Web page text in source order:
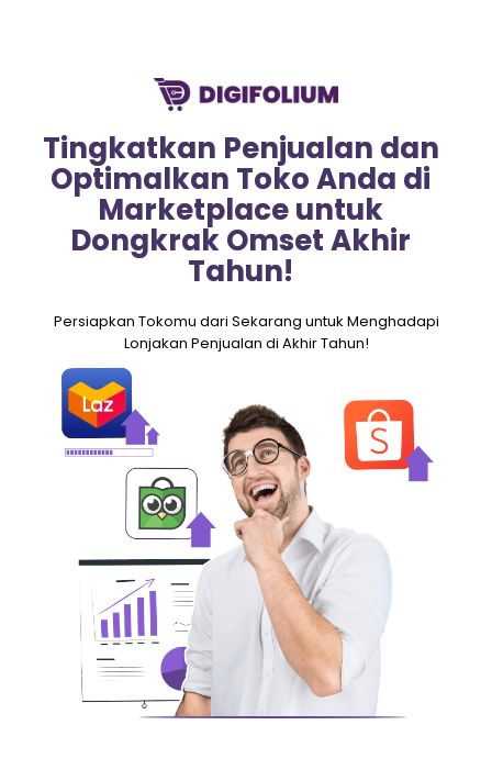
Tingkatkan Penjualan dan
Optimalkan Toko Anda di
Marketplace untuk
Dongkrak Omset Akhir
Tahun!
Persiapkan Tokomu dari Sekarang untuk Menghadapi
Lonjakan Penjualan di Akhir Tahun!